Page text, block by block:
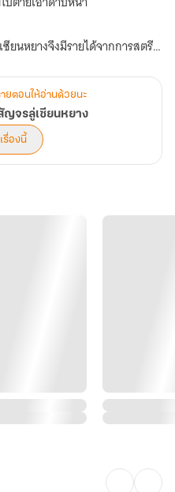
ยนหยางจึงมีรายได้จากการสตรีม
ทียบเท่าปรมาจารย์จึงเลือก
ยที่ความเทพของเขาจำต้องใช้
ปี
ข้าเป้า สโมสร 412 ผู้มีเว่ยป๋อ
นทรัพยากรกะทันหันเพราะเทพ
ยตอนให้อ่านด้วยนะ
ญจร​ลู่เซียนหยาง​
รื่องนี้